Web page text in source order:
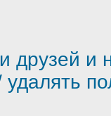
друзей и